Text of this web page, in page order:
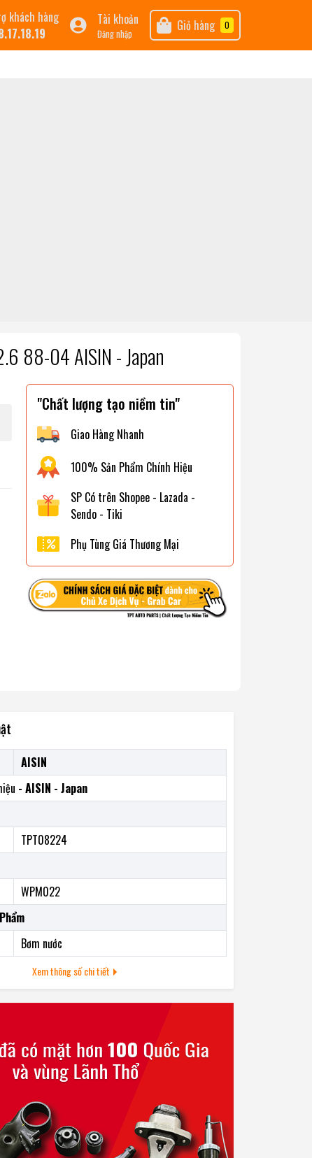
khách hàng
Tài khoản
Đăng nhập Giỏ hàng 0
88-04 AISIN - Japan
"Chất lượng tạo niềm tin"
Giao Hàng Nhanh
100% Sản Phẩm Chính Hiệu
SP Có trên Shopee - Lazada -
Sendo - Tiki
Phụ Tùng Giá Thương Mại
AISIN
- AISIN - Japan
TPT08224
WPM022
Bơm nước
Xem thông số chi tiết